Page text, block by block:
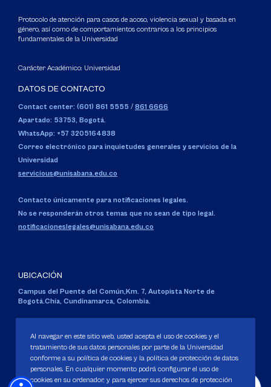
Protocolo de atención para casos de acoso, violencia sexual y basada en
género, así como de comportamientos contrarios a los principios
fundamentales de la Universidad
Carácter Académico: Universidad
DATOS DE CONTACTO
Contact center: (601) 861 5555 / 861 6666
Apartado: 53753, Bogotá.
WhatsApp: +57 3205164838
Correo electrónico para inquietudes generales y servicios de la
Universidad
servicious@unisabana.edu.co
Contacto únicamente para notificaciones legales.
No se responderán otros temas que no sean de tipo legal.
notificacioneslegales@unisabana.edu.co
UBICACIÓN
Campus del Puente del Común,Km. 7, Autopista Norte de
Bogotá.Chía, Cundinamarca, Colombia.
Personería Jurídica:Resolución 130 del 14 de enero de 1980.
Ministerio de Educación Nacional.
Al navegar en este sitio web, usted acepta el uso de cookies y el
tratamiento de sus datos personales por parte de la Universidad
conforme a su política de cookies y la política de protección de datos
personales. En cualquier momento podrá configurar el uso de
cookies en su ordenador, y para ejercer sus derechos de protección